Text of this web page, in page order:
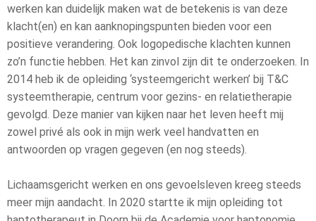
werken kan duidelijk maken wat de betekenis is van deze
klacht(en) en kan aanknopingspunten bieden voor een
positieve verandering. Ook logopedische klachten kunnen
zo’n functie hebben. Het kan zinvol zijn dit te onderzoeken. In
2014 heb ik de opleiding ‘systeemgericht werken’ bij T&C
systeemtherapie, centrum voor gezins- en relatietherapie
gevolgd. Deze manier van kijken naar het leven heeft mij
zowel privé als ook in mijn werk veel handvatten en
antwoorden op vragen gegeven (en nog steeds).
Lichaamsgericht werken en ons gevoelsleven kreeg steeds
meer mijn aandacht. In 2020 startte ik mijn opleiding tot